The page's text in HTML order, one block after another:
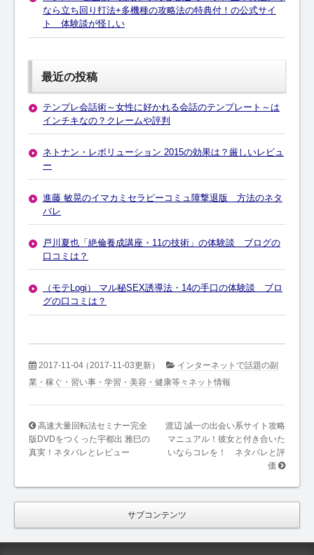
なら立ち回り打法+多機種の攻略法の特典付！の公式サイ
ト 体験談が怪しい
最近の投稿
テンプレ会話術～女性に好かれる会話のテンプレート～は
インチキなの？クレームや評判
ネトナン・レボリューション 2015の効果は？厳しいレビュ
ー
進藤 敏晃のイマカミセラピーコミュ障撃退版 方法のネタ
バレ
戸川夏也「絶倫養成講座・11の技術」の体験談 ブログの
口コミは？
（モテLogi） マル秘SEX誘導法・14の手口の体験談 ブロ
グの口コミは？
2017-11-04（2017-11-03更新）
インターネットで話題の副
業・稼ぐ・習い事・学習・美容・健康等々ネット情報
高速大量回転法セミナー完全
版DVDをつくった宇都出 雅巳の
真実！ネタバレとレビュー
渡辺 誠一の出会い系サイト攻略
マニュアル！彼女と付き合いた
いならコレを！ ネタバレと評
価
サブコンテンツ